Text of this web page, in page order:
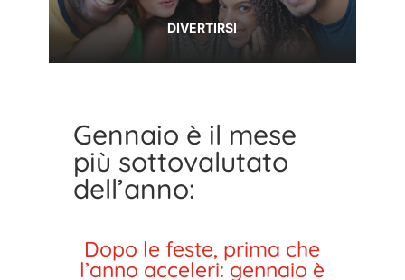
DIVERTIRSI
Gennaio è il mese
più sottovalutato
dell’anno:
Dopo le feste, prima che
l’anno acceleri: gennaio è